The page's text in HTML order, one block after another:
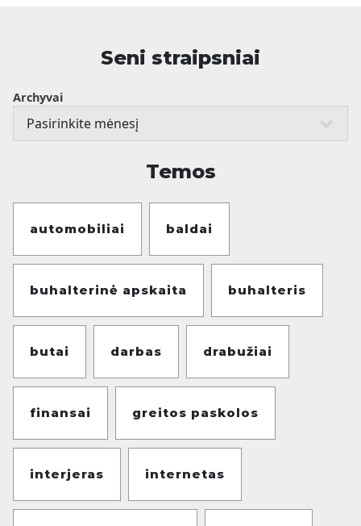
Seni straipsniai
Archyvai
Temos
automobiliai baldai
buhalterinė apskaita buhalteris
butai darbas drabužiai
finansai greitos paskolos
interjeras internetas